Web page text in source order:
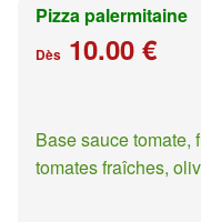
Pizza palermitaine
Dès 10.00 €
Base sauce tomate,
tomates fraîches,